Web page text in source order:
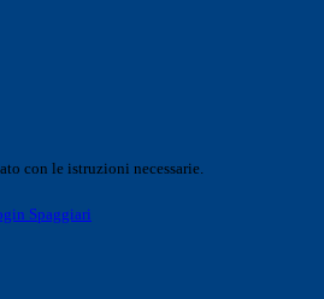
con le istruzioni necessarie.
Spaggiari